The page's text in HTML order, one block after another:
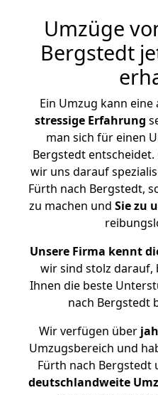
Umzüge
Bergstedt
Ein Umzug kann
stressige Erfahrung
man sich für einen
Bergstedt
wir uns darauf
Fürth nach Bergstedt,
zu machen und Sie zu
Unsere Firma kennt
wir sind stolz darauf,
Ihnen die beste
nach Bergstedt
Wir verfügen über
Umzugsbereich und
Fürth nach
deutschlandweite